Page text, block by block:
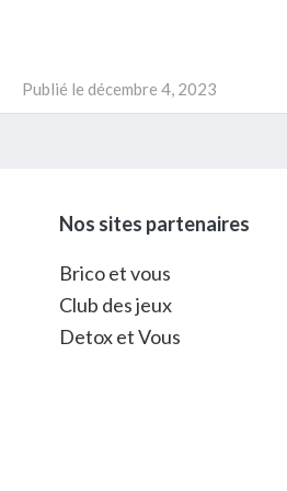
Publié le décembre 4, 2023
Nos sites partenaires
Brico et vous
Club des jeux
Detox et Vous